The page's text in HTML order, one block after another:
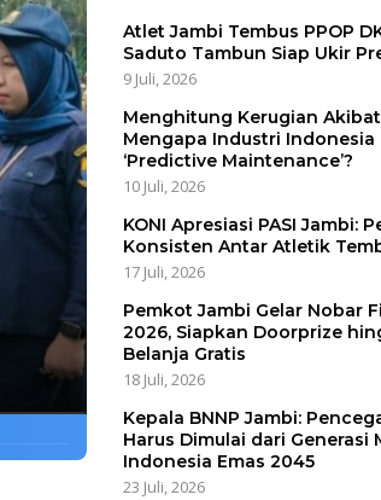
Atlet Jambi Tembus PPOP
Saduto Tambun Siap Ukir
9 Juli, 2026
Menghitung Kerugian
Mengapa Industri Indonesia
‘Predictive Maintenance’?
10 Juli, 2026
KONI Apresiasi PASI Jambi:
Konsisten Antar Atletik
17 Juli, 2026
Pemkot Jambi Gelar Nobar
2026, Siapkan Doorprize
Belanja Gratis
18 Juli, 2026
Kepala BNNP Jambi:
Harus Dimulai dari Generasi
Indonesia Emas 2045
23 Juli, 2026